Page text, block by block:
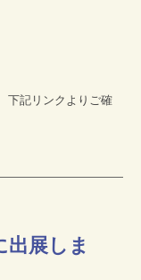
下記リンクよりご確
出展しま